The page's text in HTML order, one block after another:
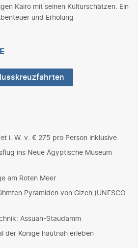
Kairo mit seinen Kulturschätzen. Ein
und Erholung
i. W. v. € 275 pro Person inklusive
ins Neue Ägyptische Museum
am Roten Meer
Pyramiden von Gizeh (UNESCO-
Assuan-Staudamm
der Könige hautnah erleben